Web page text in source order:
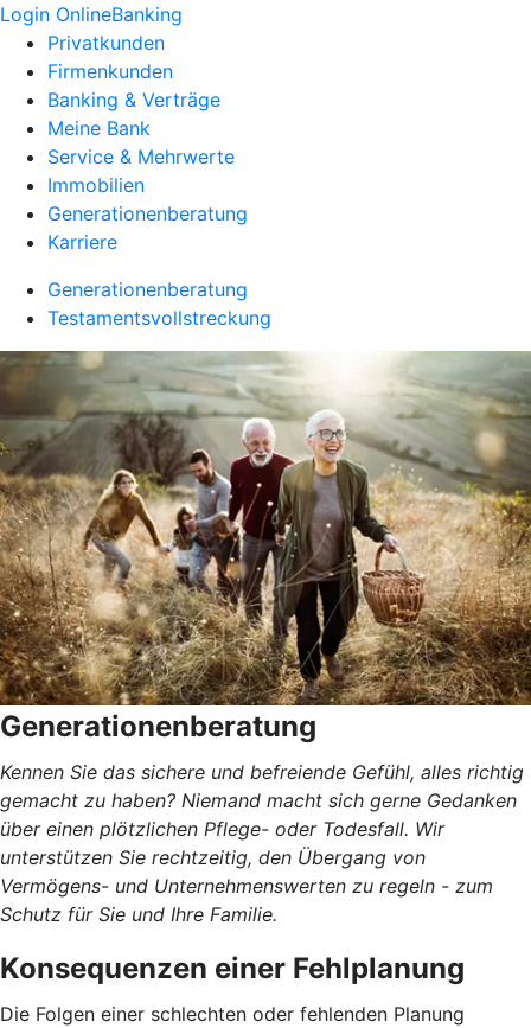
Login OnlineBanking
Privatkunden
Firmenkunden
Banking & Verträge
Meine Bank
Service & Mehrwerte
Immobilien
Generationenberatung
Karriere
Generationenberatung
Testamentsvollstreckung
Generationenberatung
Kennen Sie das sichere und befreiende Gefühl, alles richtig
gemacht zu haben? Niemand macht sich gerne Gedanken
über einen plötzlichen Pflege- oder Todesfall. Wir
unterstützen Sie rechtzeitig, den Übergang von
Vermögens- und Unternehmenswerten zu regeln - zum
Schutz für Sie und Ihre Familie.
Konsequenzen einer Fehlplanung
Die Folgen einer schlechten oder fehlenden Planung